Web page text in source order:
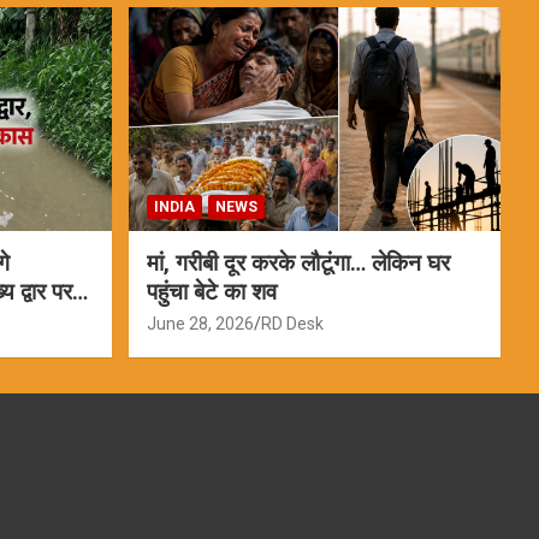
पर
INDIA NEWS
मां, गरीबी दूर करके लौटूंगा… लेकिन घर
पहुंचा बेटे का शव
June 28, 2026 RD Desk